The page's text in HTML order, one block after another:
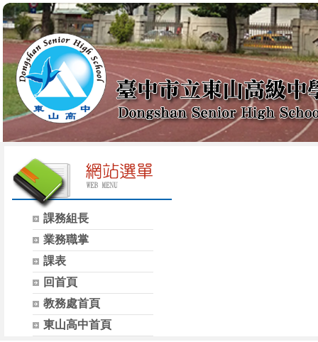
課務組長
業務職掌
課表
回首頁
教務處首頁
東山高中首頁